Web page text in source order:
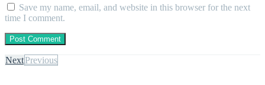
Save my name, email, and website in this browser for the next
time I comment.
NextPrevious